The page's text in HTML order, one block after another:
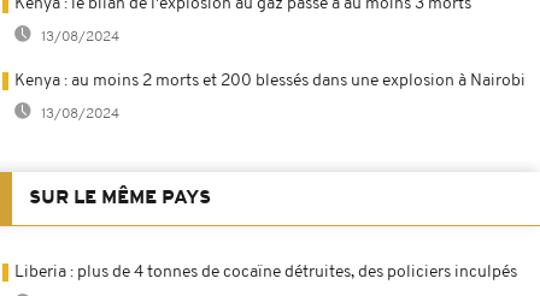
Kenya : le bilan de l'explosion au gaz passe à au moins 3 morts
13/08/2024
Kenya : au moins 2 morts et 200 blessés dans une explosion à Nairobi
13/08/2024
SUR LE MÊME PAYS
Liberia : plus de 4 tonnes de cocaïne détruites, des policiers inculpés